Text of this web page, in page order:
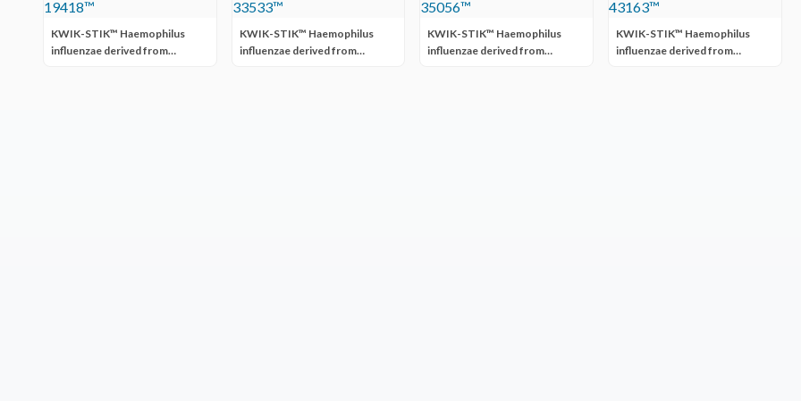
KWIK-STIK™ Haemophilus
influenzae derived from
KWIK-STIK™ Haemophilus
influenzae derived from
KWIK-STIK™ Haemophilus
influenzae derived from
KWIK-STIK™ Haemophilus
influenzae derived from